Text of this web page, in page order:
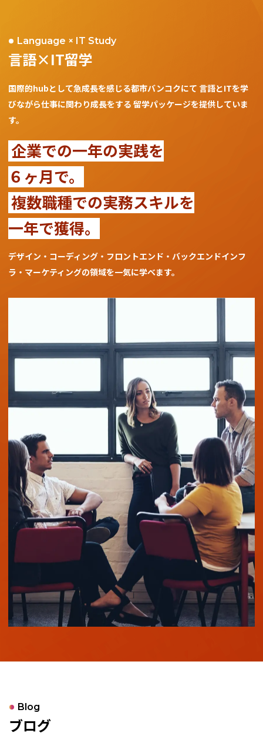
Language × IT Study
言語×IT留学
国際的hubとして急成長を感じる都市バンコクにて 言語とITを学
びながら仕事に関わり成長をする 留学パッケージを提供していま
す。
企業での一年の実践を
６ヶ月で。
複数職種での実務スキルを
一年で獲得。
デザイン・コーディング・フロントエンド・バックエンドインフ
ラ・マーケティングの領域を一気に学べます。
Blog
ブログ